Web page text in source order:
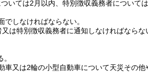
いては2月以内、特別徴収義務者について
しなければならない。
は特別徴収義務者に通知しなければならな
車又は2輪の小型自動車について天災その他